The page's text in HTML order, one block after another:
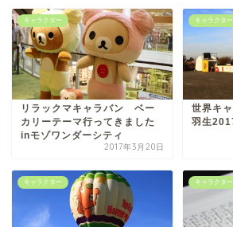
キャラクター
リラックマキャラバン ベー
カリーテーマ行ってきました
inモゾワンダーシティ
2017年3月20日
キャラクター
世界キ
羽生
キャラクター キャラクター
ぎふまる
ぎふまるけ内の
（画像）＆掲載
ての注